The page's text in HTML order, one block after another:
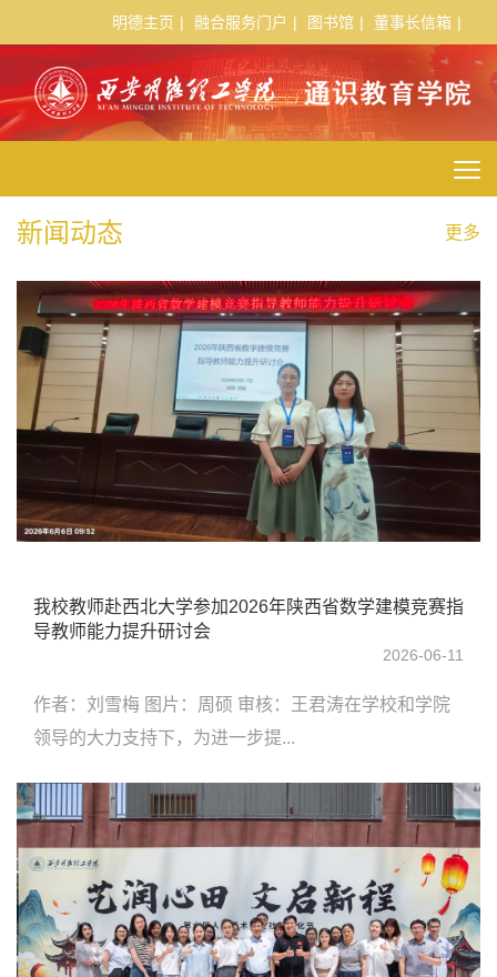
明德主页 | 融合服务门户 | 图书馆 | 董事长信箱 |
新闻动态 更多
我校教师赴西北大学参加2026年陕西省数学建模竞赛指
导教师能力提升研讨会
2026-06-11
作者：刘雪梅 图片：周硕 审核：王君涛在学校和学院
领导的大力支持下，为进一步提...